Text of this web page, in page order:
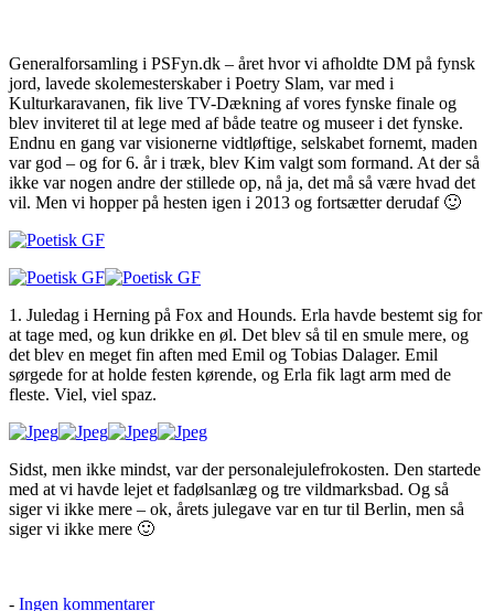
Generalforsamling i PSFyn.dk – året hvor vi afholdte DM på fynsk
jord, lavede skolemesterskaber i Poetry Slam, var med i
Kulturkaravanen, fik live TV-Dækning af vores fynske finale og
blev inviteret til at lege med af både teatre og museer i det fynske.
Endnu en gang var visionerne vidtløftige, selskabet fornemt, maden
var god – og for 6. år i træk, blev Kim valgt som formand. At der så
ikke var nogen andre der stillede op, nå ja, det må så være hvad det
vil. Men vi hopper på hesten igen i 2013 og fortsætter derudaf 🙂
1. Juledag i Herning på Fox and Hounds. Erla havde bestemt sig for
at tage med, og kun drikke en øl. Det blev så til en smule mere, og
det blev en meget fin aften med Emil og Tobias Dalager. Emil
sørgede for at holde festen kørende, og Erla fik lagt arm med de
fleste. Viel, viel spaz.
Sidst, men ikke mindst, var der personalejulefrokosten. Den startede
med at vi havde lejet et fadølsanlæg og tre vildmarksbad. Og så
siger vi ikke mere – ok, årets julegave var en tur til Berlin, men så
siger vi ikke mere 🙂
- Ingen kommentarertil